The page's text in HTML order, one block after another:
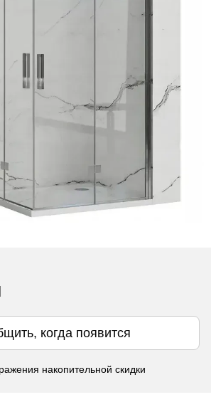
когда появится
накопительной скидки